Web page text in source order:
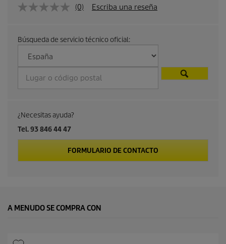
(0) Escriba una reseña
Búsqueda de servicio técnico oficial:
¿Necesitas ayuda?
Tel. 93 846 44 47
FORMULARIO DE CONTACTO
A MENUDO SE COMPRA CON